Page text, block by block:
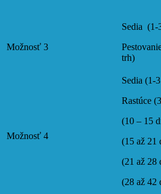
Možnosť 3
Sedia (1-
trh)
Možnosť 4
Sedia (1-
Rastúce
(10 – 15
(15 až 21
(21 až 28
(28 až 42